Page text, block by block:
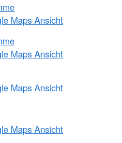
Maps Ansicht
Maps Ansicht
Maps Ansicht
Maps Ansicht